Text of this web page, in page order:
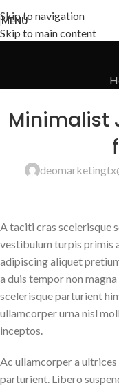
Skip to navigation
Skip to main content
MENU
Minimalist
A taciti cras scelerisque
vestibulum turpis primis
adipiscing aliquet
a duis tempor non
scelerisque parturient
ullamcorper urna nisl
inceptos.
Ac ullamcorper a
parturient. Libero